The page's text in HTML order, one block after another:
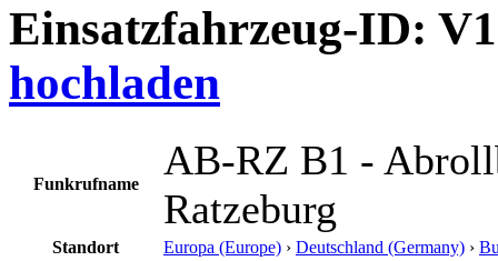
Einsatzfahrzeug-ID:
hochladen
Funkrufname
AB-RZ B1 -
Ratzeburg
Standort Europa (Europe) › Deutschland (Germany) ›